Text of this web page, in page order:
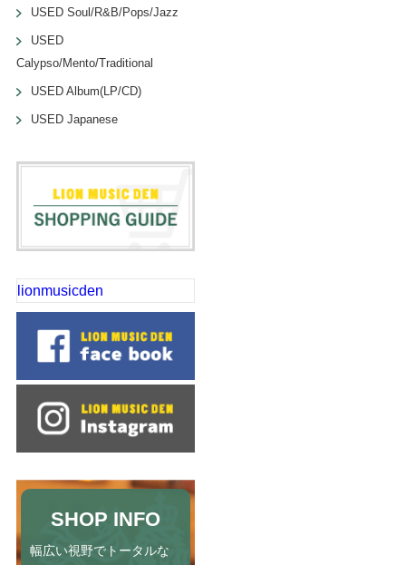
USED Soul/R&B/Pops/Jazz
USED
Calypso/Mento/Traditional
USED Album(LP/CD)
USED Japanese
lionmusicden
SHOP INFO
幅広い視野でトータルな